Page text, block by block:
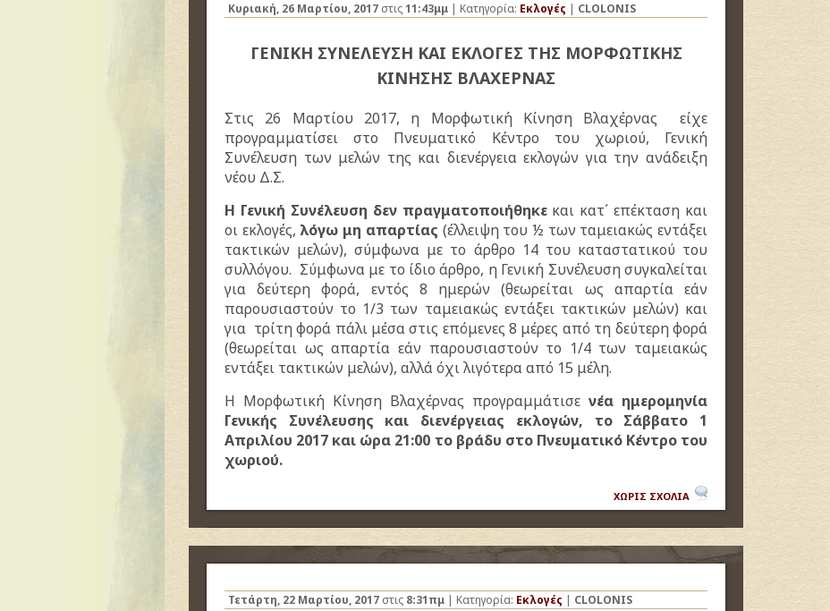
Κυριακή, 26 Μαρτίου, 2017 στις11:43μμ | Κατηγορία: Εκλογές | CLOLONIS
ΓΕΝΙΚΗ ΣΥΝΕΛΕΥΣΗ ΚΑΙ ΕΚΛΟΓΕΣ ΤΗΣ ΜΟΡΦΩΤΙΚΗΣ
ΚΙΝΗΣΗΣ ΒΛΑΧΕΡΝΑΣ
Στις 26 Μαρτίου 2017, η Μορφωτική Κίνηση Βλαχέρνας είχε
προγραμματίσει στο Πνευματικό Κέντρο του χωριού, Γενική
Συνέλευση των μελών της και διενέργεια εκλογών για την ανάδειξη
νέου Δ.Σ.
Η Γενική Συνέλευση δεν πραγματοποιήθηκεκαι κατ΄ επέκταση και
οι εκλογές, λόγω μη απαρτίας (έλλειψη του ½ των ταμειακώς εντάξει
τακτικών μελών), σύμφωνα με το άρθρο 14 του καταστατικού του
συλλόγου. Σύμφωνα με το ίδιο άρθρο, η Γενική Συνέλευση συγκαλείται
για δεύτερη φορά, εντός 8 ημερών (θεωρείται ως απαρτία εάν
παρουσιαστούν το 1/3 των ταμειακώς εντάξει τακτικών μελών) και
για τρίτη φορά πάλι μέσα στις επόμενες 8 μέρες από τη δεύτερη φορά
(θεωρείται ως απαρτία εάν παρουσιαστούν το 1/4 των ταμειακώς
εντάξει τακτικών μελών), αλλά όχι λιγότερα από 15 μέλη.
Η Μορφωτική Κίνηση Βλαχέρνας προγραμμάτισε νέα ημερομηνία
Γενικής Συνέλευσης και διενέργειας εκλογών, το Σάββατο 1
Απριλίου 2017 και ώρα 21:00 το βράδυ στο Πνευματικό Κέντρο του
χωριού.
ΧΩΡΙΣ ΣΧΟΛΙΑ
Τετάρτη, 22 Μαρτίου, 2017 στις 8:31πμ | Κατηγορία: Εκλογές | CLOLONIS